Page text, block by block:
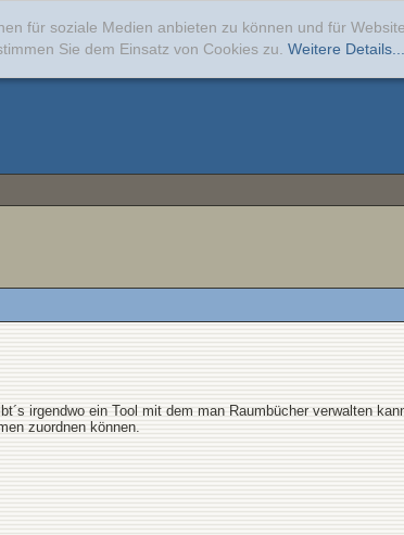
für soziale Medien anbieten zu können und für
Sie dem Einsatz von Cookies zu. Weitere Details...
irgendwo ein Tool mit dem man Raumbücher verwalten
zuordnen können.